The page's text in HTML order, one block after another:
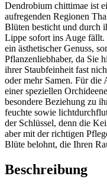
Dendrobium chittimae ist
aufregenden Regionen
Blüten besticht und durch
Lippe sofort ins Auge fällt.
ein ästhetischer Genuss,
Pflanzenliebhaber, da Sie
ihrer Staubfeinheit fast
oder mehr Samen. Für die
einer speziellen
besondere Beziehung zu
feuchte sowie
der Schlüssel, denn die
aber mit der richtigen
Blüte belohnt, die Ihren
Beschreibung